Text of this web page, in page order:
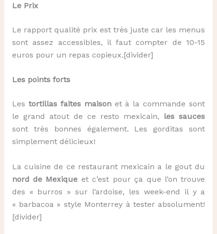
Le Prix
Le rapport qualité prix est très juste car les menus
sont assez accessibles, il faut compter de 10-15
euros pour un repas copieux.[divider]
Les points forts
Les tortillas faites maisonet à la commande sont
le grand atout de ce resto mexicain, les sauces
sont très bonnes également. Les gorditas sont
simplement délicieux!
La cuisine de ce restaurant mexicain a le gout du
nord de Mexique et c’est pour ça que l’on trouve
des « burros » sur l’ardoise, les week-end il y a
« barbacoa » style Monterrey à tester absolument!
[divider]